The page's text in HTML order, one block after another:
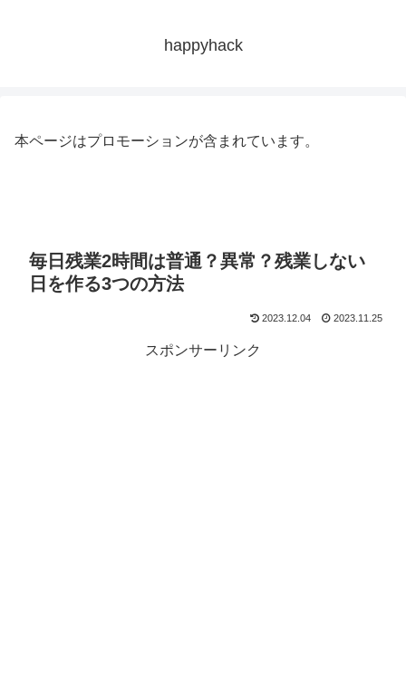
happyhack
本ページはプロモーションが含まれています。
毎日残業2時間は普通？異常？残業しない
日を作る3つの方法
2023.12.04 2023.11.25
スポンサーリンク